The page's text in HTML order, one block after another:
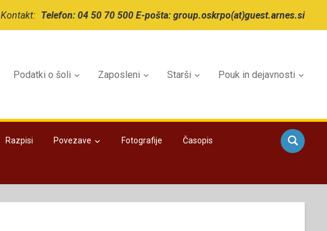
Kontakt: Telefon: 04 50 70 500 E-pošta: group.oskrpo(at)guest.arnes.si
Podatki o šoli Zaposleni Starši Pouk in dejavnosti
Razpisi Povezave Fotografije Časopis